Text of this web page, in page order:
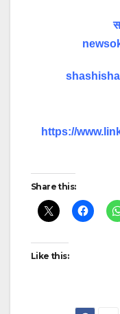
https://
Share this:
Like this: